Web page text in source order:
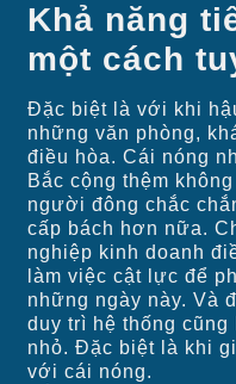
Khả năng
một cách
Đặc biệt là với khi
những văn phòng,
điều hòa. Cái nóng
Bắc cộng thệm
người đông chắc
cấp bách hơn nữa.
nghiệp kinh doanh
làm việc cật lực để
những ngày này. Và
duy trì hệ thống
nhỏ. Đặc biệt là khi
với cái nóng.